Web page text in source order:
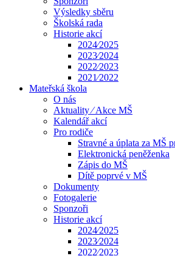
Výsledky sběru
Školská rada
Historie akcí
2024⁄2025
2023⁄2024
2022⁄2023
2021⁄2022
Mateřská škola
O nás
Aktuality ⁄ Akce MŠ
Kalendář akcí
Pro rodiče
Stravné a úplata za MŠ
Elektronická peněženka
Zápis do MŠ
Dítě poprvé v MŠ
Dokumenty
Fotogalerie
Sponzoři
Historie akcí
2024⁄2025
2023⁄2024
2022⁄2023